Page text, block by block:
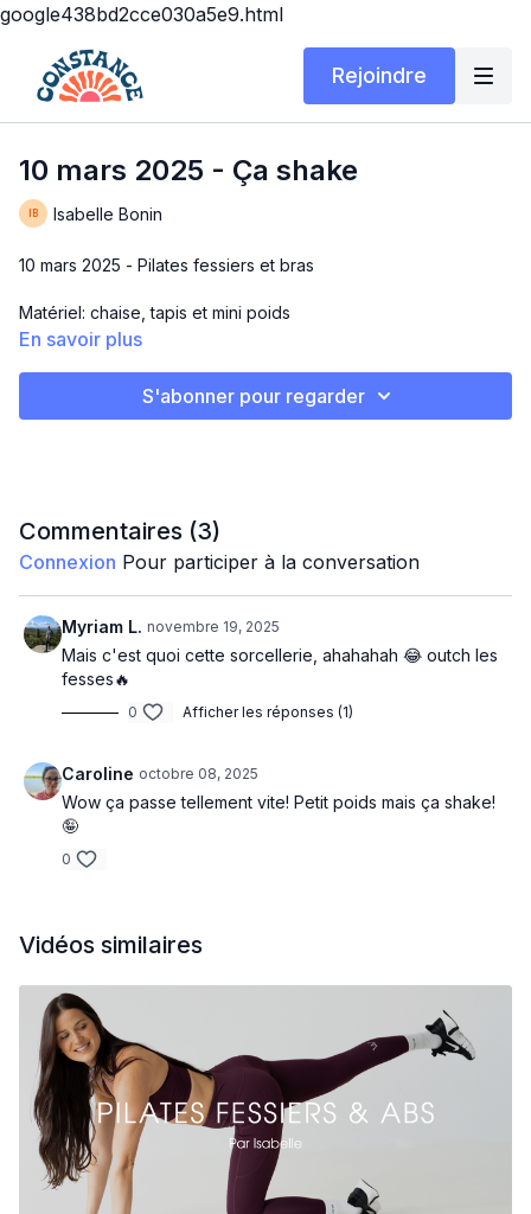
google438bd2cce030a5e9.html
Rejoindre
10 mars 2025 - Ça shake
Isabelle Bonin
10 mars 2025 - Pilates fessiers et bras
Matériel: chaise, tapis et mini poids
de partout. C'est un bon!!
Sumo around the world squeeze
Squat hold up toe twist body
Crab walk press
Long split lunge tricep back to up x 30/jambe
Curtsy bicep curl
Curtsy pulses
Jambe droite
Back kick bicep curl
Pulses kick front hold
Fire hydrant row
Fire pulses row hold
Jambe gauche
Side squat side to front raise
En savoir plus
S'abonner pour regarder
Commentaires (3)
Connexion Pour participer à la conversation
Myriam L. novembre 19, 2025
Mais c'est quoi cette sorcellerie, ahahahah 😂 outch les
fesses🔥
0 Afficher les réponses (1)
Caroline octobre 08, 2025
Wow ça passe tellement vite! Petit poids mais ça shake!
🤪
0
Vidéos similaires